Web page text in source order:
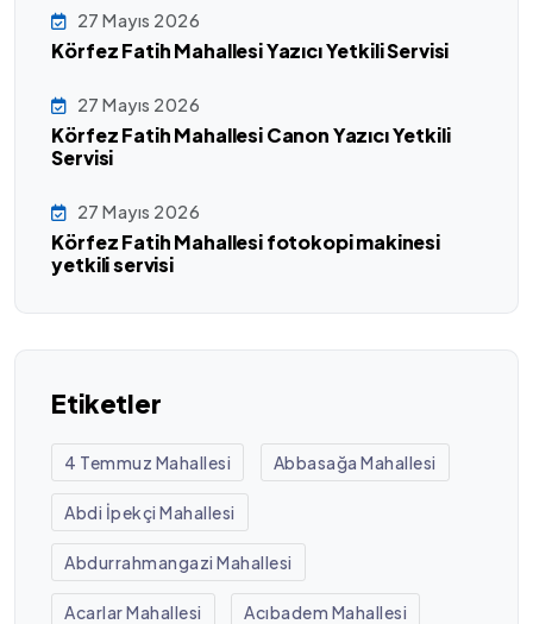
27 Mayıs 2026
Körfez Fatih Mahallesi Yazıcı Yetkili Servisi
27 Mayıs 2026
Körfez Fatih Mahallesi Canon Yazıcı Yetkili
Servisi
27 Mayıs 2026
Körfez Fatih Mahallesi fotokopi makinesi
yetkili servisi
Etiketler
4 Temmuz Mahallesi Abbasağa Mahallesi
Abdi İpekçi Mahallesi
Abdurrahmangazi Mahallesi
Acarlar Mahallesi Acıbadem Mahallesi